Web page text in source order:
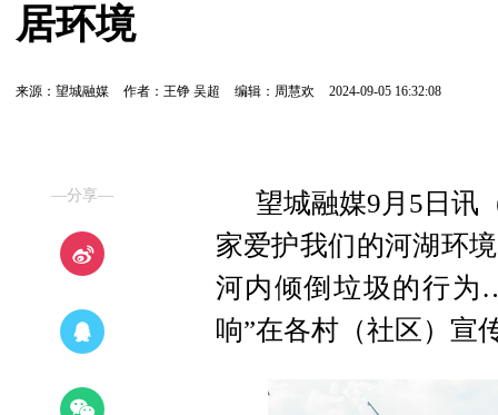
居环境
来源：望城融媒 作者：王铮 吴超 编辑：周慧欢 2024-09-05 16:32:08
—分享—
望城融媒9月5日讯
家爱护我们的河湖环
河内倾倒垃圾的行
响”在各村（社区）宣